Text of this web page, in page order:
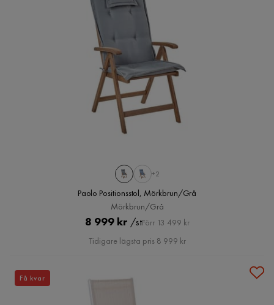
+2
Paolo Positionsstol, Mörkbrun/Grå
Mörkbrun/Grå
Pris
8 999 kr /stOriginal
Pris
Förr 13 499 kr
Tidigare lägsta pris 8 999 kr
Få kvar